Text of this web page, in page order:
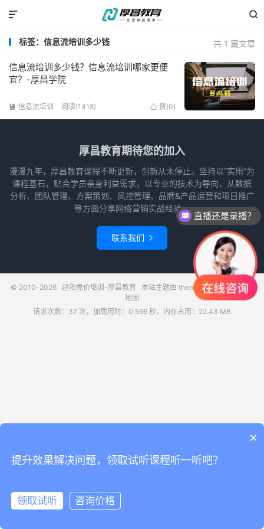


共 1 篇文章
标签：信息流培训多少钱
信息流培训多少钱？信息流培训哪家更便
宜？-厚昌学院
 赞(0)
 信息流培训 阅读(1418)
厚昌教育期待您的加入
漫漫九年，厚昌教育课程不断更新，创新从未停止。坚持以“实用”为
课程基石，贴合学员亲身利益需求，以专业的技术为导向，从数据
分析、团队管理、方案策划、风控管理、品牌&产品运营和项目推广
等方面分享网络营销实战经验。
联系我们 
© 2010-2026 赵阳竞价培训-厚昌教育 本站主题由 themebetter提供网站
地图
请求次数：37 次，加载用时：0.596 秒，内存占用：22.43 MB
直播还是录播？
×
提升效果解决问题，领取试听课程听一听吧？
领取试听
咨询价格
领取试听